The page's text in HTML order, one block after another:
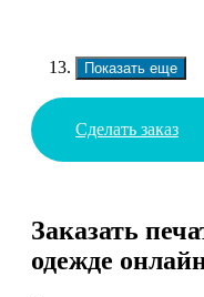
Показать еще
Сделать заказ
Заказать
одежде